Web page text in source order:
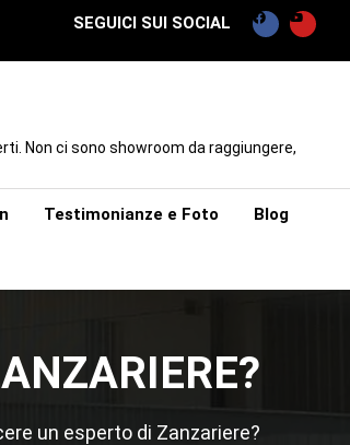
SEGUICI SUI SOCIAL
Non ci sono showroom da raggiungere,
Testimonianze e Foto Blog
un esperto di Zanzariere?